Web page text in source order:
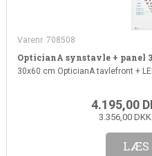
Varenr. 708508
OpticianA synstavle + panel
30x60 cm OpticianA tavlefront +
4.195,00
3.356,00
LÆS